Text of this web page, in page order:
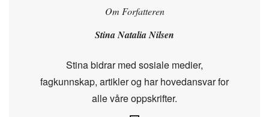
Om Forfatteren
Stina Natalia Nilsen
Stina bidrar med sosiale medier,
fagkunnskap, artikler og har hovedansvar for
alle våre oppskrifter.